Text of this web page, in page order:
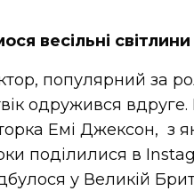
весільні світлини
популярний за
одружився
Емі Джексон, з
поділилися в
у Великій